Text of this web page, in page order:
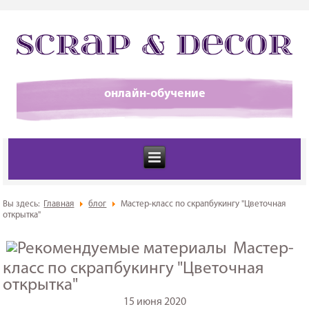
онлайн-обучение
Вы здесь: Главная блог
Мастер-класс по скрапбукингу "Цветочная
открытка"
Мастер-
класс по скрапбукингу "Цветочная
открытка"
15 июня 2020